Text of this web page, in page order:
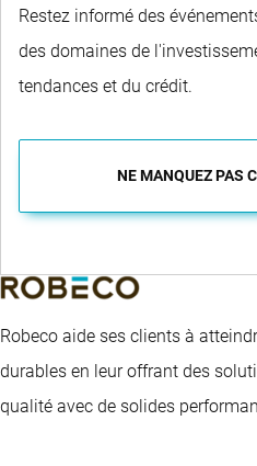
Restez informé des
des domaines de
tendances et du crédit.
NE MANQUEZ PAS
Robeco aide ses clients à
durables en leur offrant des
qualité avec de solides